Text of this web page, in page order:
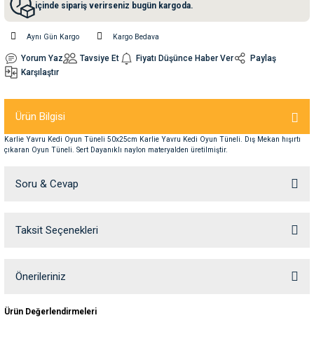
içinde sipariş verirseniz bugün kargoda.
Aynı Gün Kargo Kargo Bedava
Yorum Yaz Tavsiye Et Fiyatı Düşünce Haber Ver
Paylaş
Karşılaştır
Ürün Bilgisi
Karlie Yavru Kedi Oyun Tüneli 50x25cm Karlie Yavru Kedi Oyun Tüneli. Dış Mekan hışırtı
çıkaran Oyun Tüneli. Sert Dayanıklı naylon materyalden üretilmiştir.
Soru & Cevap
Ürün hakkında henüz soru sorulmamış.
Taksit Seçenekleri
Önerileriniz
yetersiz gördüğünüz noktaları öneri formunu kullanarak tarafımıza
Ürün Değerlendirmeleri